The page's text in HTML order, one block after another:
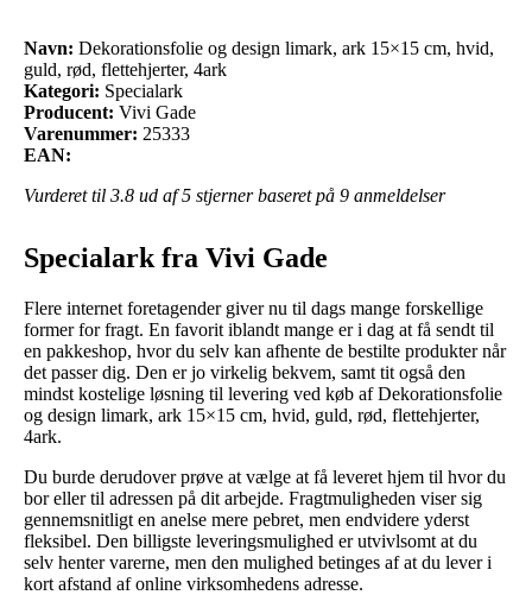
Navn: Dekorationsfolie og design limark, ark 15×15 cm, hvid,
guld, rød, flettehjerter, 4ark
Kategori: Specialark
Producent: Vivi Gade
Varenummer: 25333
EAN:
Vurderet til 3.8 ud af 5 stjerner baseret på 9 anmeldelser
Specialark fra Vivi Gade
Flere internet foretagender giver nu til dags mange forskellige
former for fragt. En favorit iblandt mange er i dag at få sendt til
en pakkeshop, hvor du selv kan afhente de bestilte produkter når
det passer dig. Den er jo virkelig bekvem, samt tit også den
mindst kostelige løsning til levering ved køb af Dekorationsfolie
og design limark, ark 15×15 cm, hvid, guld, rød, flettehjerter,
4ark.
Du burde derudover prøve at vælge at få leveret hjem til hvor du
bor eller til adressen på dit arbejde. Fragtmuligheden viser sig
gennemsnitligt en anelse mere pebret, men endvidere yderst
fleksibel. Den billigste leveringsmulighed er utvivlsomt at du
selv henter varerne, men den mulighed betinges af at du lever i
kort afstand af online virksomhedens adresse.